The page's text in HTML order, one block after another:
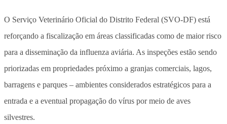
O Serviço Veterinário Oficial do Distrito Federal (SVO-DF) está
reforçando a fiscalização em áreas classificadas como de maior risco
para a disseminação da influenza aviária. As inspeções estão sendo
priorizadas em propriedades próximo a granjas comerciais, lagos,
barragens e parques – ambientes considerados estratégicos para a
entrada e a eventual propagação do vírus por meio de aves
silvestres.